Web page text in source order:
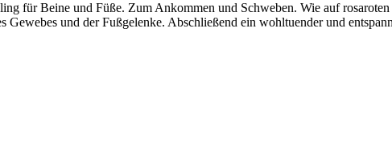
für Beine und Füße. Zum Ankommen und Schweben. Wie auf
Gewebes und der Fußgelenke. Abschließend ein wohltuender und